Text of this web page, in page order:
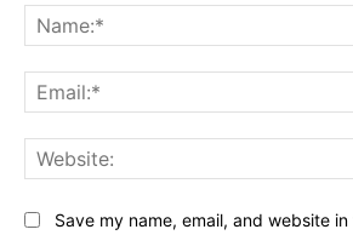
Save my name, email, and website